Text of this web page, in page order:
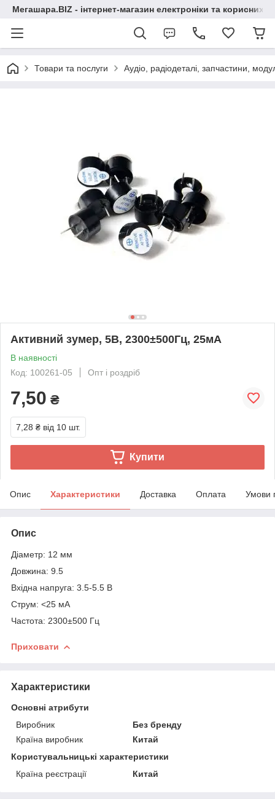
Мегашара.BIZ - інтернет-магазин електроніки та корисних
Товари та послуги Аудіо, радіодеталі, запчастини,
Активний зумер, 5В, 2300±500Гц, 25мА
В наявності
Код: 100261-05
Опт і роздріб
7,50 ₴
7,28 ₴ від 10 шт.
Купити
Опис Характеристики Доставка Оплата Умови
Опис
Діаметр: 12 мм
Довжина: 9.5
Вхідна напруга: 3.5-5.5 В
Струм: <25 мА
Частота: 2300±500 Гц
Приховати
Характеристики
Основні атрибути
Виробник
Без бренду
Країна виробник
Китай
Користувальницькі характеристики
Країна реєстрації
Китай